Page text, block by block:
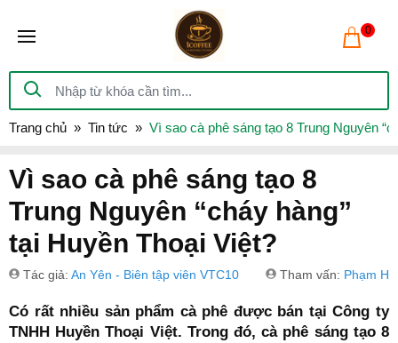
0
Trang chủ Tin tức Vì sao cà phê sáng tạo 8 Trung Nguyên
Vì sao cà phê sáng tạo 8
Trung Nguyên “cháy hàng”
tại Huyền Thoại Việt?
Tác giả: An Yên - Biên tập viên VTC10 Tham vấn: Phạm
Có rất nhiều sản phẩm cà phê được bán tại Công ty
TNHH Huyền Thoại Việt. Trong đó, cà phê sáng tạo 8